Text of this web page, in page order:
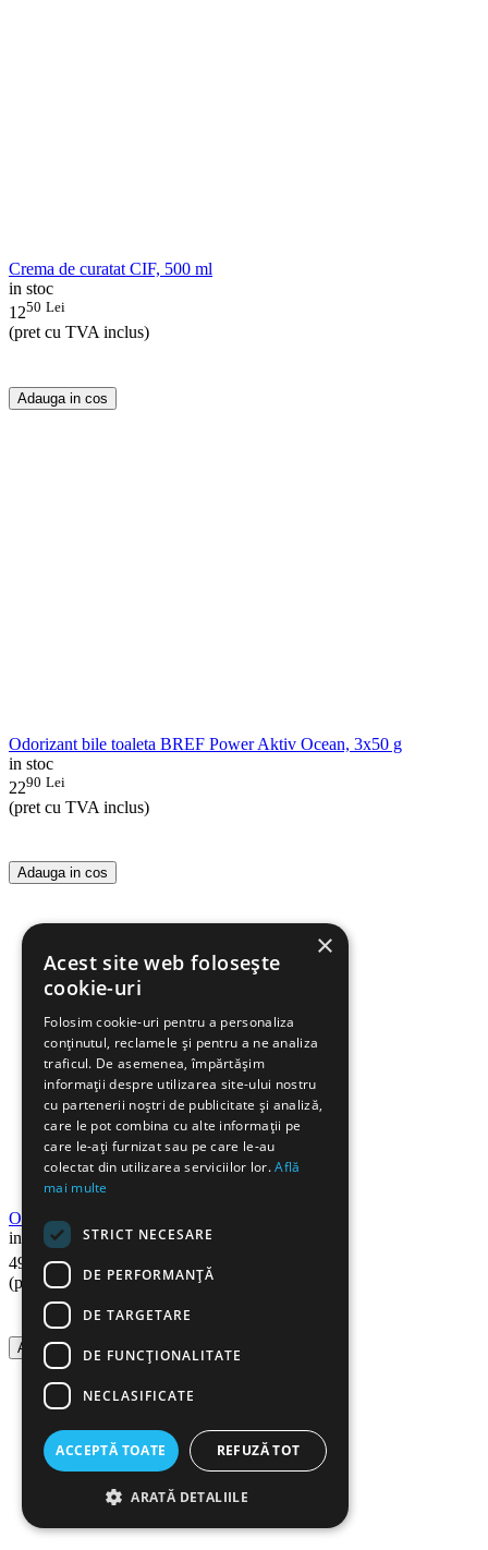
Crema de curatat CIF, 500 ml
in stoc
1250 Lei
(pret cu TVA inclus)
Adauga in cos
Odorizant bile toaleta BREF Power Aktiv Ocean, 3x50 g
in stoc
2290 Lei
(pret cu TVA inclus)
Adauga in cos
Odorizant pastile pisoar 1000 g
in stoc
49
(pret cu TVA inclus)
Adauga in cos
×
Acest site web folosește
cookie-uri
Folosim cookie-uri pentru a personaliza
conținutul, reclamele și pentru a ne analiza
traficul. De asemenea, împărtășim
informații despre utilizarea site-ului nostru
cu partenerii noștri de publicitate și analiză,
care le pot combina cu alte informații pe
care le-ați furnizat sau pe care le-au
colectat din utilizarea serviciilor lor.Află
mai multe
STRICT NECESARE
DE PERFORMANȚĂ
DE TARGETARE
DE FUNCŢIONALITATE
NECLASIFICATE
ACCEPTĂ TOATE REFUZĂ TOT
ARATĂ DETALIILE